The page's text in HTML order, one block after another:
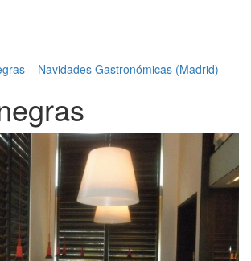
– Navidades Gastronómicas (Madrid)